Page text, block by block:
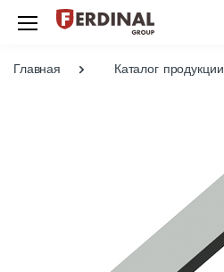
Главная Каталог продукции